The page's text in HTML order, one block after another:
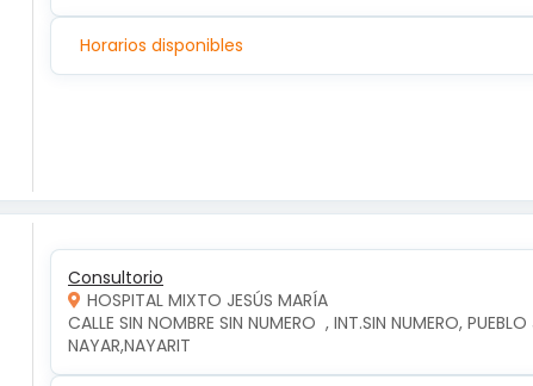
Horarios disponibles
Consultorio
HOSPITAL MIXTO JESÚS MARÍA
CALLE SIN NOMBRE SIN NUMERO  , INT.SIN NUMERO,
NAYAR,NAYARIT